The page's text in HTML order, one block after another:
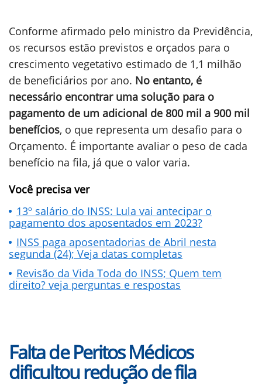
Conforme afirmado pelo ministro da Previdência,
os recursos estão previstos e orçados para o
crescimento vegetativo estimado de 1,1 milhão
de beneficiários por ano. No entanto, é
necessário encontrar uma solução para o
pagamento de um adicional de 800 mil a 900 mil
benefícios, o que representa um desafio para o
Orçamento. É importante avaliar o peso de cada
benefício na fila, já que o valor varia.
Você precisa ver
13º salário do INSS: Lula vai antecipar o
pagamento dos aposentados em 2023?
INSS paga aposentadorias de Abril nesta
segunda (24); Veja datas completas
Revisão da Vida Toda do INSS; Quem tem
direito? veja perguntas e respostas
Falta de Peritos Médicos
dificultou redução de fila